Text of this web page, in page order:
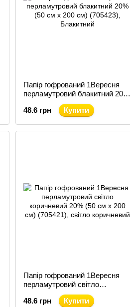
Папір гофрований 1Вересня
перламутровий блакитний 20%
(50 см х 200 см) (705423)
48.6 грн
Купити
Папір гофрований 1Вересня
перламутровий світло
коричневий 20% (50 см х 200
см) (705421)
48.6 грн Купити